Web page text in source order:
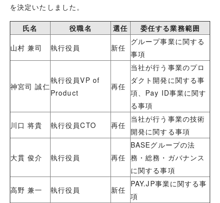
を決定いたしました。
氏名 役職名 選任
委任する業務範囲
山村 兼司
執行役員 新任
グループ事業に関する
事項
神宮司 誠仁
執行役員VP of
Product
再任
当社が行う事業のプロ
ダクト開発に関する事
項、Pay ID事業に関す
る事項
川口 将貴
執行役員CTO 再任
当社が行う事業の技術
開発に関する事項
大貫 俊介 執行役員 再任
BASEグループの法
務・総務・ガバナンス
に関する事項
高野 兼一
執行役員 新任
PAY.JP事業に関する事
項